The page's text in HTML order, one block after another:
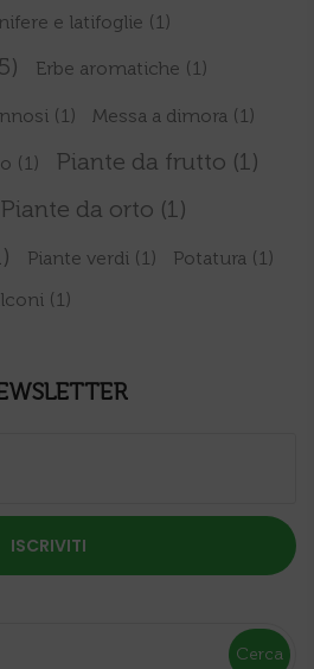
e latifoglie (1)
Erbe aromatiche (1)
(1) Messa a dimora (1)
(1) Piante da frutto (1)
Piante da orto (1)
Piante verdi (1) Potatura (1)
(1)
Cerca